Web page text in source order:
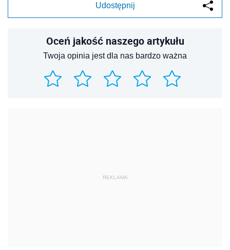
Udostępnij
Oceń jakość naszego artykułu
Twoja opinia jest dla nas bardzo ważna
REKLAMA